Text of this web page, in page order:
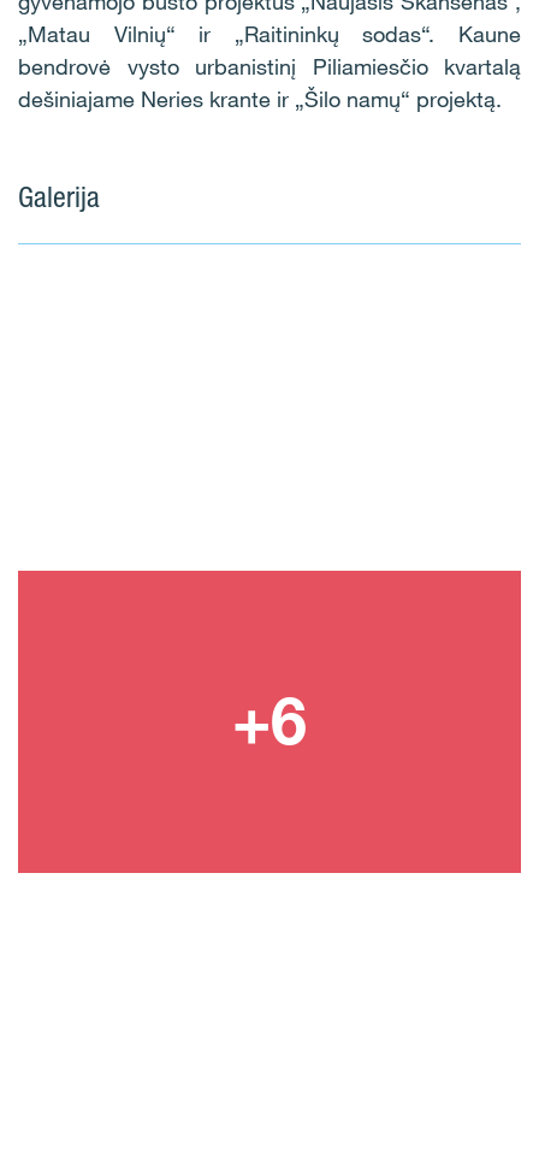
„Matau Vilnių“ ir „Raitininkų sodas“. Kaune
bendrovė vysto urbanistinį Piliamiesčio kvartalą
dešiniajame Neries krante ir „Šilo namų“ projektą.
Galerija